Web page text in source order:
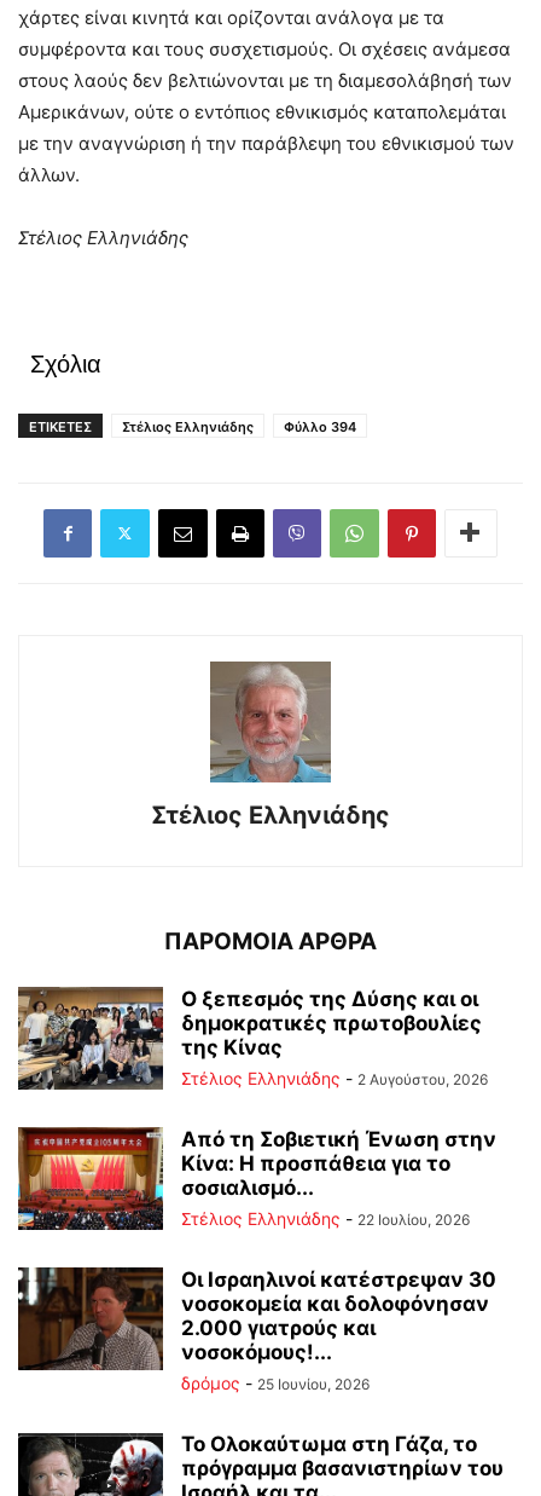
χάρτες είναι κινητά και ορίζονται ανάλογα με τα
συμφέροντα και τους συσχετισμούς. Οι σχέσεις ανάμεσα
στους λαούς δεν βελτιώνονται με τη διαμεσολάβησή των
Αμερικάνων, ούτε ο εντόπιος εθνικισμός καταπολεμάται
με την αναγνώριση ή την παράβλεψη του εθνικισμού των
άλλων.
Στέλιος Ελληνιάδης
Σχόλια
ΕΤΙΚΕΤΕΣ Στέλιος Ελληνιάδης Φύλλο 394
Στέλιος Ελληνιάδης
ΠΑΡΟΜΟΙΑ ΑΡΘΡΑ
Ο ξεπεσμός της Δύσης και οι
δημοκρατικές πρωτοβουλίες
της Κίνας
Στέλιος Ελληνιάδης - 2 Αυγούστου, 2026
Από τη Σοβιετική Ένωση στην
Κίνα: Η προσπάθεια για το
σοσιαλισμό...
Στέλιος Ελληνιάδης - 22 Ιουλίου, 2026
Οι Ισραηλινοί κατέστρεψαν 30
νοσοκομεία και δολοφόνησαν
2.000 γιατρούς και
νοσοκόμους!...
δρόμος - 25 Ιουνίου, 2026
Το Ολοκαύτωμα στη Γάζα, το
πρόγραμμα βασανιστηρίων του